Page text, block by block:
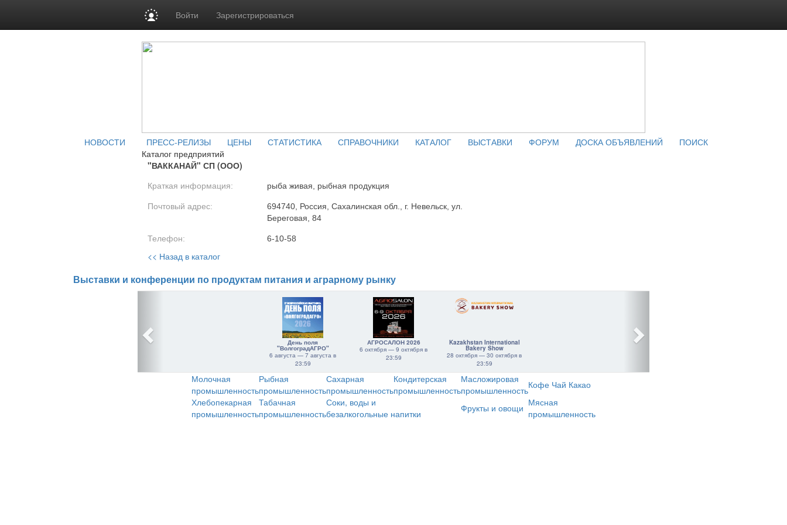
Войти Зарегистрироваться
НОВОСТИ ПРЕСС-РЕЛИЗЫ ЦЕНЫ СТАТИСТИКА СПРАВОЧНИКИ КАТАЛОГ ВЫСТАВКИ ФОРУМ ДОСКА ОБЪЯВЛЕНИЙ
ПОИСК
Каталог предприятий
"ВАККАНАЙ" СП (ООО)
Краткая информация: рыба живая, рыбная продукция
Почтовый адрес:
694740, Россия, Сахалинская обл., г. Невельск, ул.
Береговая, 84
Телефон: 6-10-58
<< Назад в каталог
Выставки и конференции по продуктам питания и аграрному рынку
День поля
"ВолгоградАГРО"
6 августа — 7 августа в
23:59
АГРОСАЛОН 2026
6 октября — 9 октября в
23:59
Kazakhstan International
Bakery Show
28 октября — 30 октября в
23:59
Молочная
промышленность
Рыбная
промышленность
Сахарная
промышленность
Кондитерская
промышленность
Масложировая
промышленностьКофе Чай Какао
Хлебопекарная
промышленность
Табачная
промышленность
Соки, воды и
безалкогольные напитки
Фрукты и овощи Мясная
промышленность